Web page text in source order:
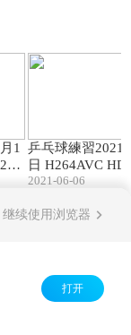
1
乒乓球練習2021
日 H264AVC HD
60Mbps
2021-06-06
继续使用浏览器
打开